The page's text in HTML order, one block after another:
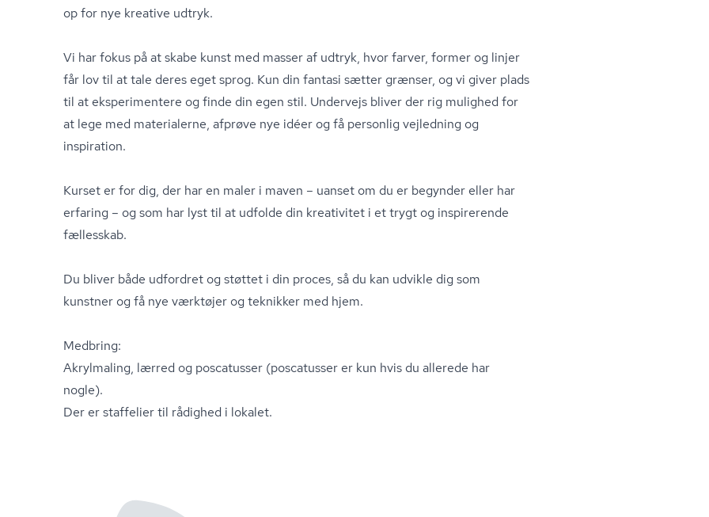
op for nye kreative udtryk.
Vi har fokus på at skabe kunst med masser af udtryk, hvor farver, former og linjer
får lov til at tale deres eget sprog. Kun din fantasi sætter grænser, og vi giver plads
til at eksperimentere og finde din egen stil. Undervejs bliver der rig mulighed for
at lege med materialerne, afprøve nye idéer og få personlig vejledning og
inspiration.
Kurset er for dig, der har en maler i maven – uanset om du er begynder eller har
erfaring – og som har lyst til at udfolde din kreativitet i et trygt og inspirerende
fællesskab.
Du bliver både udfordret og støttet i din proces, så du kan udvikle dig som
kunstner og få nye værktøjer og teknikker med hjem.
Medbring:
Akrylmaling, lærred og poscatusser (poscatusser er kun hvis du allerede har
nogle).
Der er staffelier til rådighed i lokalet.